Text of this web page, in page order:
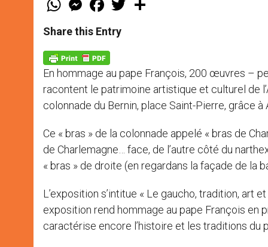
t
s
p
p
e
s
e
g
e
r
a
e
b
k
w
Share this Entry
En hommage au pape François, 200 œuvres –
racontent le patrimoine artistique et culturel de
colonnade du Bernin, place Saint-Pierre, grâce
Ce « bras » de la colonnade appelé « bras de
de Charlemagne… face, de l’autre côté du
« bras » de droite (en regardans la façade de la
L’exposition s’intitue « Le gaucho, tradition, art
exposition rend hommage au pape François
caractérise encore l’histoire et les traditions du